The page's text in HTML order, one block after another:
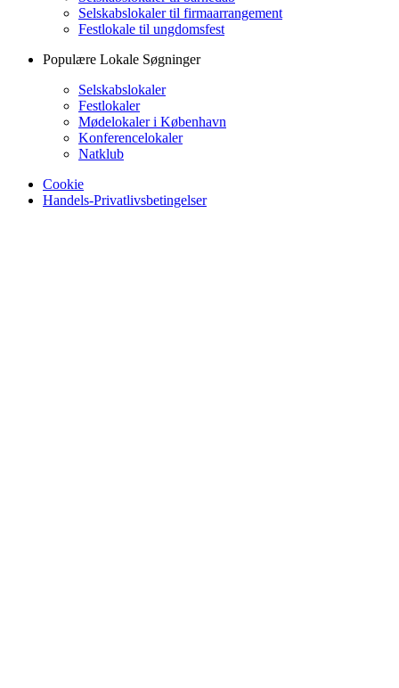
Selskabslokaler til firmaarrangement
Festlokale til ungdomsfest
Populære Lokale Søgninger
Selskabslokaler
Festlokaler
Mødelokaler i København
Konferencelokaler
Natklub
Cookie
Handels-Privatlivsbetingelser